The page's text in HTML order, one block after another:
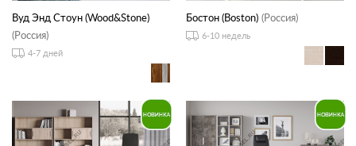
Вуд Энд Стоун (Wood&Stone)
(Россия)
4-7 дней
Бостон (Boston) (Россия)
6-10 недель